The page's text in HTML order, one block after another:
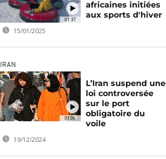
01:37
africaines initiées
aux sports d'hiver
15/01/2025
01:06
IRAN
L’Iran suspend une
loi controversée
sur le port
obligatoire du
voile
19/12/2024